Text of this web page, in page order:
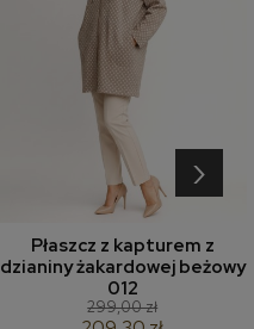
Płaszcz z kapturem z
dzianiny żakardowej beżowy
012
299,00 zł
›